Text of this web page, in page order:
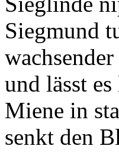
Siegmund
und lässt
Miene in
senkt den